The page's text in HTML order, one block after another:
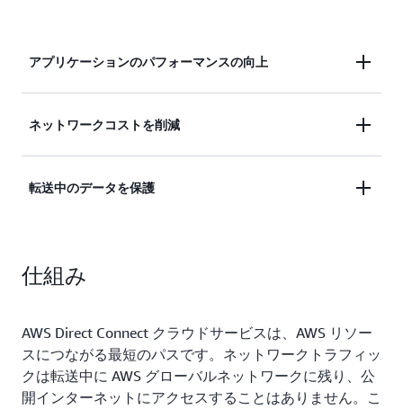
アプリケーションのパフォーマンスの向上
スすることで、アプリケーションのパフォーマンス
を向上させます。
ネットワークコストを削減
ービスと比較してネットワークコストを削減できる
転送中のデータを保護
仕組み
AWS Direct Connect クラウドサービスは、AWS リソー
スにつながる最短のパスです。ネットワークトラフィッ
クは転送中に AWS グローバルネットワークに残り、公
開インターネットにアクセスすることはありません。こ